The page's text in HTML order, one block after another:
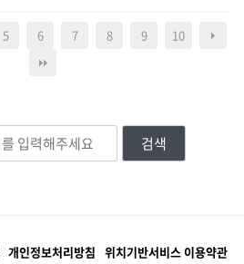
5 6 7 8 9 10
검색
개인정보처리방침 위치기반서비스 이용약관